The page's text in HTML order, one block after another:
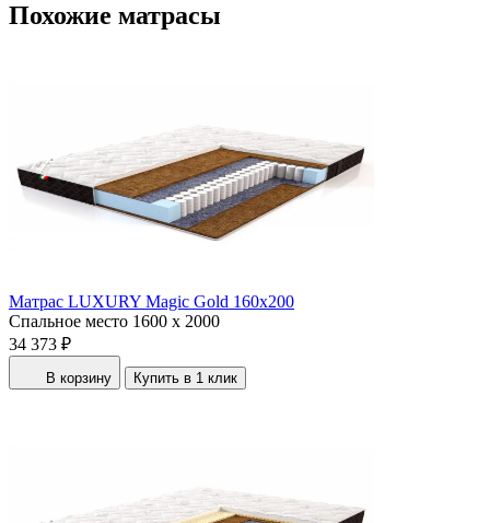
Похожие матрасы
Матрас LUXURY Magic Gold 160x200
Спальное место 1600 x 2000
34 373 ₽
В корзину Купить в 1 клик